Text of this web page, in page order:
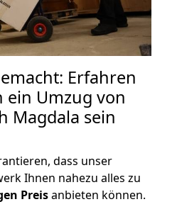
Erfahren
ein Umzug von
Magdala sein
dass unser
Ihnen nahezu alles zu
Preisanbieten können.